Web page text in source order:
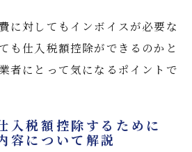
に対してもインボイスが必要な
も仕入税額控除ができるのかと
者にとって気になるポイントで
入税額控除するために
容について解説